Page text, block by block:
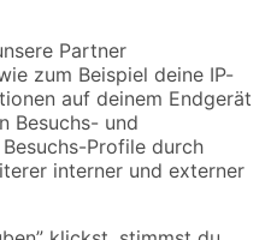
Versandarten